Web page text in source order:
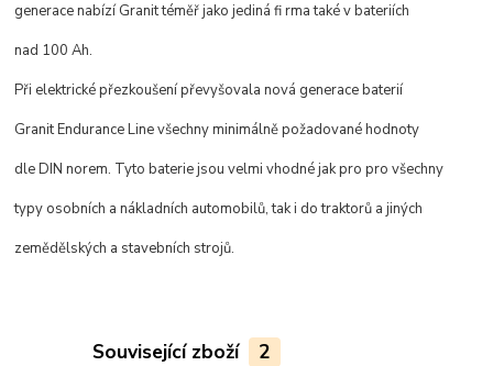
generace nabízí Granit téměř jako jediná fi rma také v bateriích
nad 100 Ah.
Při elektrické přezkoušení převyšovala nová generace baterií
Granit Endurance Line všechny minimálně požadované hodnoty
dle DIN norem. Tyto baterie jsou velmi vhodné jak pro pro všechny
typy osobních a nákladních automobilů, tak i do traktorů a jiných
zemědělských a stavebních strojů.
Související zboží 2